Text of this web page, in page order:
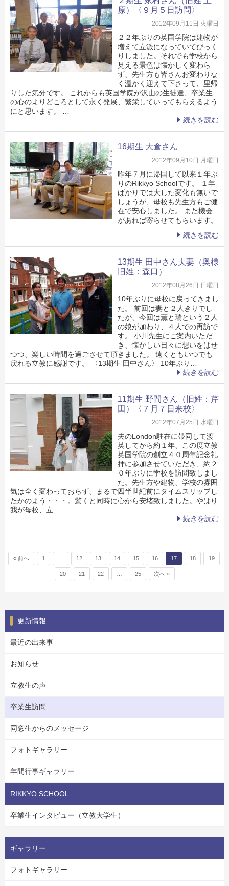
原）〈９月５日訪問〉
2012年09月11日 火曜日
２２年ぶりの英国学院は建物が
増えて立派になっていてびっく
りしました。それでも学校から
見える景色は懐かしく変わら
ず、先生方も皆さんお変わりな
く温かく迎えて下さって、里帰
りした気分です。 これからも英国学院が沢山の生徒達、卒業生
の心のよりどころとして永く発展、繁栄していってもらえるよう
にと思います。 …
続きを読む
16期生 大倉さん
2012年09月10日 月曜日
昨年７月に帰国して以来１年ぶ
りのRikkyo Schoolです。 １年
ばかりでは大した変化も無いで
しょうが、母校も先生方もご健
在で安心しました。 また機会
があれば寄らせてもらいます。
続きを読む
13期生 田中さん夫妻（奥様
旧姓：森口）
2012年08月26日 日曜日
10年ぶりに母校に戻ってきまし
た。 前回は妻と２人きりでし
たが、今回は薫と瑞という２人
の娘が加わり、４人での再訪で
す。 小川先生にご案内いただ
き、懐かしい日々に想いをはせ
つつ、楽しい時間を過ごさせて頂きました。 遠くともいつでも
戻れる立教に感謝です。 〈13期生 田中さん〉 10年ぶり…
続きを読む
11期生 野間さん（旧姓：芹
田）〈７月７日来校〉
2012年07月25日 水曜日
夫のLondon駐在に帯同して渡
英してから約１年、この度立教
英国学院の創立４０周年記念礼
拝に参加させていただき、約２
０年ぶりに学校を訪問致しまし
た。先生方や建物、学校の雰囲
気は全く変わっておらず、まるで四半世紀前にタイムスリップし
たかのよう・・・。驚くと同時に心から安堵致しました。やはり
我が母校、立…
続きを読む
« 前へ 1 12 13 14 15 16 17 18 19
20 21 22 25 次へ »
更新情報
最近の出来事
お知らせ
立教生の声
卒業生訪問
同窓生からのメッセージ
フォトギャラリー
年間行事ギャラリー
RIKKYO SCHOOL
卒業生インタビュー（立教大学生）
ギャラリー
フォトギャラリー